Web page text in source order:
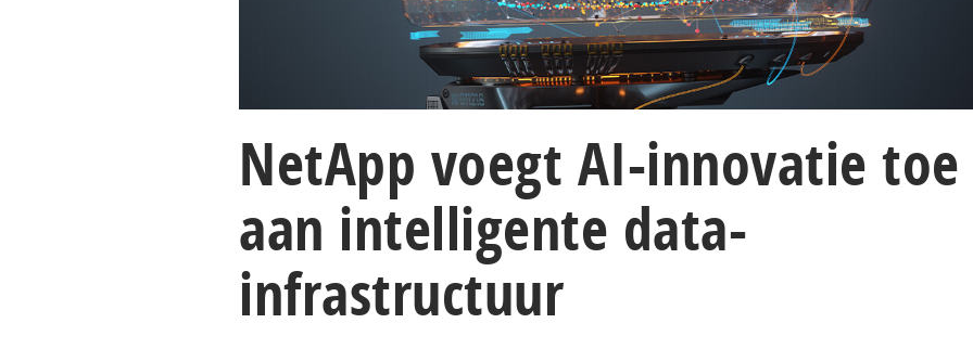
NetApp voegt AI-innovatie toe
aan intelligente data-
infrastructuur